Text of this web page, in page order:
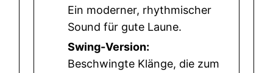
Ein moderner, rhythmischer
Sound für gute Laune.
Swing-Version:
Beschwingte Klänge, die zum